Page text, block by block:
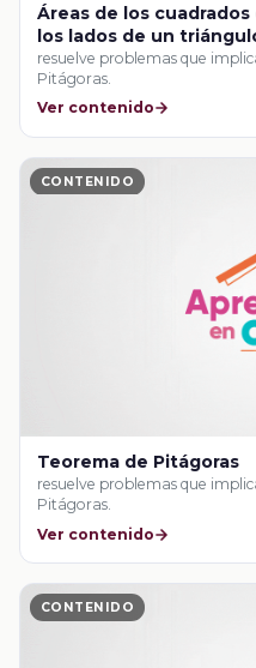
Áreas de los
los lados de un
resuelve problemas que
Pitágoras.
Ver contenido
CONTENIDO
Teorema de Pitágoras
resuelve problemas que
Pitágoras.
Ver contenido
CONTENIDO